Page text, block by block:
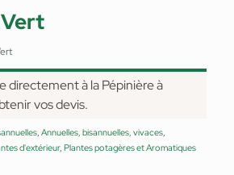
directement à la Pépinière à
vos devis.
, Annuelles, bisannuelles, vivaces,
d'extérieur, Plantes potagères et Aromatiques